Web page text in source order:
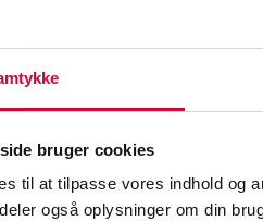
bruger cookies
til at tilpasse vores indhold og
også oplysninger om din